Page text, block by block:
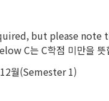
but please note
C는 C학점 미만을 뜻
월(Semester 1)